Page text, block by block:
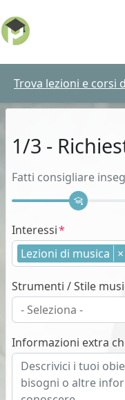
Trova lezioni e corsi
1/3 -
Fatti consigliare
Interessi
Lezioni di musica ×
Strumenti / Stile
Informazioni extra